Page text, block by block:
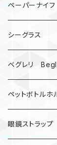
手裏剣
クロス十字架
ドリームキャッチ
カウベル 熊鈴
昆虫
ペーパーナイフ
シーグラス
ベグレリ
ペットボトルホ
眼鏡ストラップ